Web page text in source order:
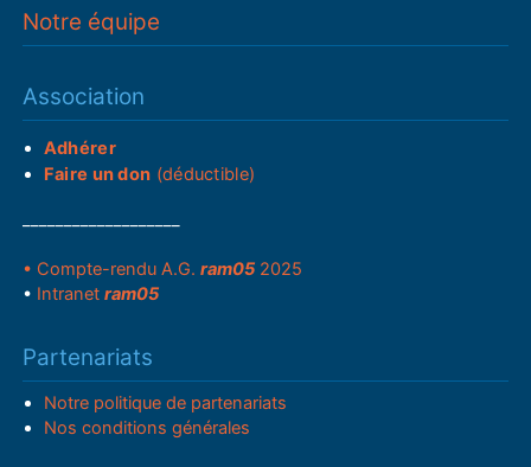
Notre équipe
Association
Adhérer
Faire un don (déductible)
• Compte-rendu A.G.ram05 2025
• Intranetram05
Partenariats
Notre politique de partenariats
Nos conditions générales